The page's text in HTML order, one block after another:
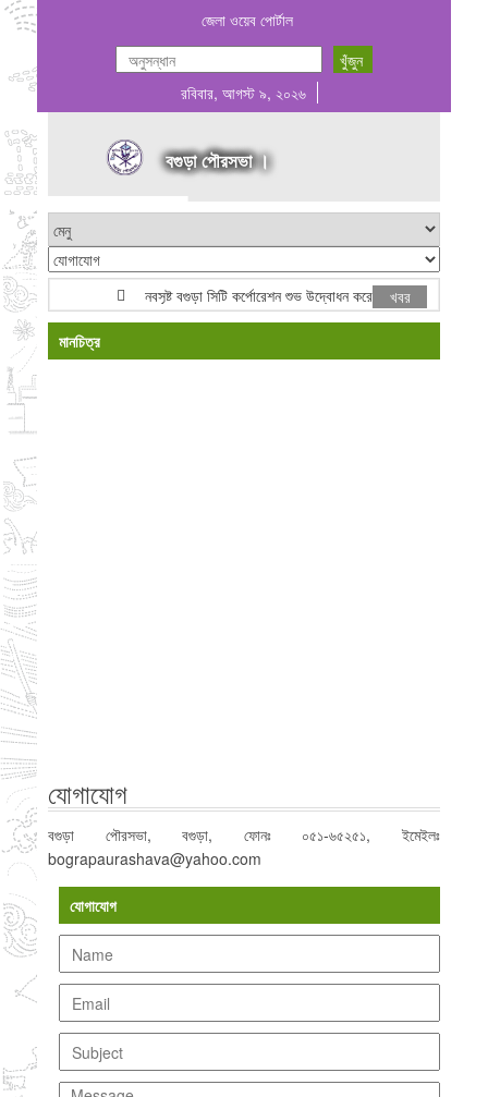
জেলা ওয়েব পোর্টাল
রবিবার, আগস্ট ৯, ২০২৬
বগুড়া পৌরসভা ।
নবসৃষ্ট বগুড়া সিটি কর্পোরেশন শুভ উদ্বোধন করেন মাননীয় প্রধানমন্ত্রী
খবর
মানচিত্র
যোগাযোগ
বগুড়া পৌরসভা, বগুড়া, ফোনঃ ০৫১-৬৫২৫১, ইমেইলঃ
bograpaurashava@yahoo.com
যোগাযোগ